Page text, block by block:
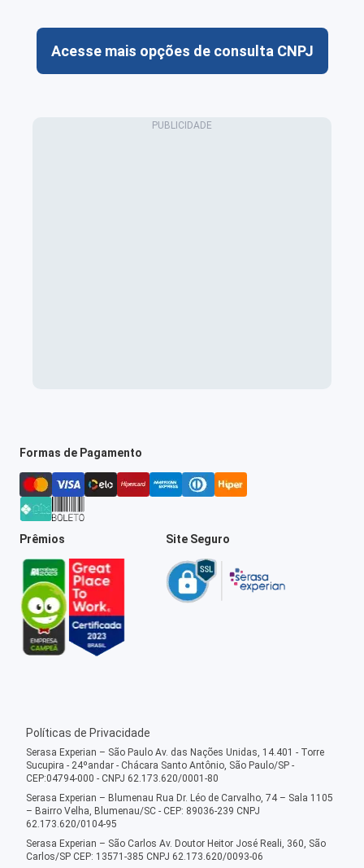
Acesse mais opções de consulta CNPJ
Formas de Pagamento
Prêmios Site Seguro
Políticas de Privacidade
Serasa Experian – São Paulo Av. das Nações Unidas, 14.401 - Torre
Sucupira - 24ºandar - Chácara Santo Antônio, São Paulo/SP -
CEP:04794-000 - CNPJ 62.173.620/0001-80
Serasa Experian – Blumenau Rua Dr. Léo de Carvalho, 74 – Sala 1105
– Bairro Velha, Blumenau/SC - CEP: 89036-239 CNPJ
62.173.620/0104-95
Serasa Experian – São Carlos Av. Doutor Heitor José Reali, 360, São
Carlos/SP CEP: 13571-385 CNPJ 62.173.620/0093-06